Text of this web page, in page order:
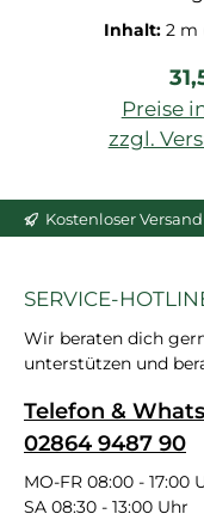
für
aus
Inhalt: 2 m
Preise
zzgl.
Kostenloser
SERVICE-
Wir beraten dich
unterstützen und
Telefon &
02864 9487 90
MO-FR 08:00 - 17:00
SA 08:30 - 13:00 Uhr